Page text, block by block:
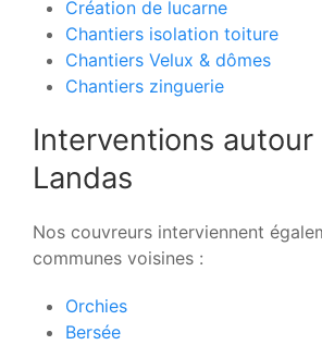
Création de lucarne
Chantiers isolation toiture
Chantiers Velux & dômes
Chantiers zinguerie
Interventions autour
Landas
Nos couvreurs interviennent
communes voisines :
Orchies
Bersée